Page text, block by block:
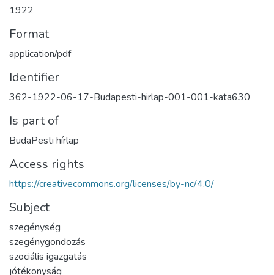
1922
Format
application/pdf
Identifier
362-1922-06-17-Budapesti-hirlap-001-001-kata630
Is part of
BudaPesti hírlap
Access rights
https://creativecommons.org/licenses/by-nc/4.0/
Subject
szegénység
szegénygondozás
szociális igazgatás
jótékonyság